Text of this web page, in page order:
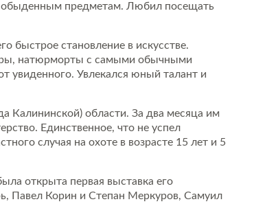
обыденным предметам. Любил посещать
быстрое становление в искусстве.
натюрморты с самыми обычными
увиденного. Увлекался юный талант и
Калининской) области. За два месяца им
Единственное, что не успел
случая на охоте в возрасте 15 лет и 5
открыта первая выставка его
Павел Корин и Степан Меркуров, Самуил